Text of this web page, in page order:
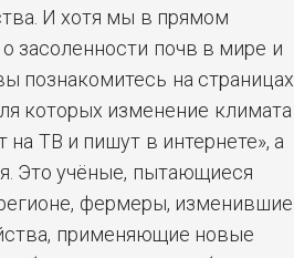
И хотя мы в прямом
засоленности почв в мире и
познакомитесь на страницах
которых изменение климата
на ТВ и пишут в интернете», а
Это учёные, пытающиеся
фермеры, изменившие
применяющие новые